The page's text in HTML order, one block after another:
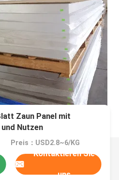
Zaun Panel mit
Nutzen
Preis：USD2.8~6/KG
Kontaktieren Sie
uns